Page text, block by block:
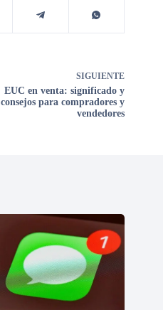
SIGUIENTE
EUC en venta: significado y
consejos para compradores y
vendedores